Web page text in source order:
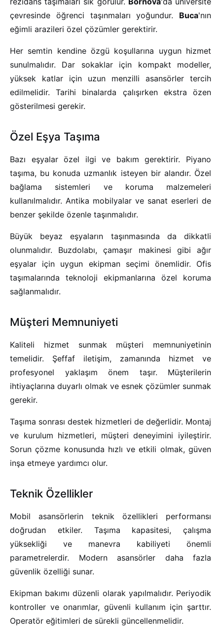
çevresinde öğrenci taşınmaları yoğundur. Buca'nın
eğimli arazileri özel çözümler gerektirir.
Her semtin kendine özgü koşullarına uygun hizmet
sunulmalıdır. Dar sokaklar için kompakt modeller,
yüksek katlar için uzun menzilli asansörler tercih
edilmelidir. Tarihi binalarda çalışırken ekstra özen
gösterilmesi gerekir.
Özel Eşya Taşıma
Bazı eşyalar özel ilgi ve bakım gerektirir. Piyano
taşıma, bu konuda uzmanlık isteyen bir alandır. Özel
bağlama sistemleri ve koruma malzemeleri
kullanılmalıdır. Antika mobilyalar ve sanat eserleri de
benzer şekilde özenle taşınmalıdır.
Büyük beyaz eşyaların taşınmasında da dikkatli
olunmalıdır. Buzdolabı, çamaşır makinesi gibi ağır
eşyalar için uygun ekipman seçimi önemlidir. Ofis
taşımalarında teknoloji ekipmanlarına özel koruma
sağlanmalıdır.
Müşteri Memnuniyeti
Kaliteli hizmet sunmak müşteri memnuniyetinin
temelidir. Şeffaf iletişim, zamanında hizmet ve
profesyonel yaklaşım önem taşır. Müşterilerin
ihtiyaçlarına duyarlı olmak ve esnek çözümler sunmak
gerekir.
Taşıma sonrası destek hizmetleri de değerlidir. Montaj
ve kurulum hizmetleri, müşteri deneyimini iyileştirir.
Sorun çözme konusunda hızlı ve etkili olmak, güven
inşa etmeye yardımcı olur.
Teknik Özellikler
Mobil asansörlerin teknik özellikleri performansı
doğrudan etkiler. Taşıma kapasitesi, çalışma
yüksekliği ve manevra kabiliyeti önemli
parametrelerdir. Modern asansörler daha fazla
güvenlik özelliği sunar.
Ekipman bakımı düzenli olarak yapılmalıdır. Periyodik
kontroller ve onarımlar, güvenli kullanım için şarttır.
Operatör eğitimleri de sürekli güncellenmelidir.